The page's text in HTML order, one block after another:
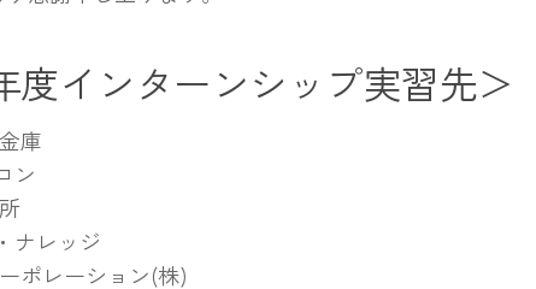
度インターンシップ実習先＞
庫
ン
ナレッジ
ポレーション(株)